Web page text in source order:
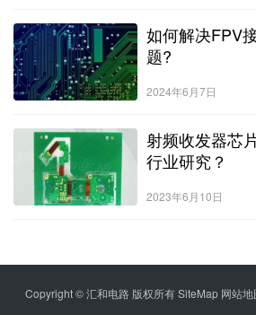
如何解决FPV
题?
2024年6月7日
射频收发器芯
行业研究？
2023年6月10日
Copyright © 汇和电路 版权所有SiteMap 网站地